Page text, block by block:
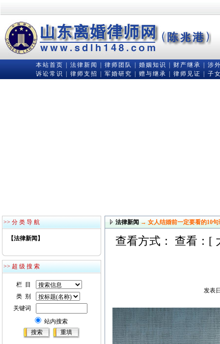
本站首页 法律新闻 律师团队 婚姻知识 财产继承
涉
诉讼常识
律师支招 军婚研究 赠与继承 律师见证 子
>> 分 类 导 航
【法律新闻】
>> 超 级 搜 索
栏 目
类 别
关键词
站内搜索
法律新闻 → 女人结婚前一定要看的10句
查看方式： 查看：[
发表